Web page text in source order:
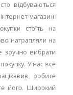
відбуваються
магазині
стоїть на
натрапляли на
зручно вибрати
У нас все
робите
його. Широкий